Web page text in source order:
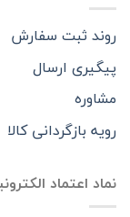
روند ثبت سفارش
پیگیری ارسال
مشاوره
رویه بازگردانی کالا
نماد اعتماد